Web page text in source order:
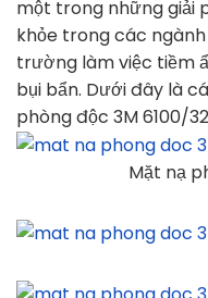
một trong những giải
khỏe trong các
trường làm việc tiềm
bụi bẩn. Dưới đây là
phòng độc 3M 6100/
Mặt nạ